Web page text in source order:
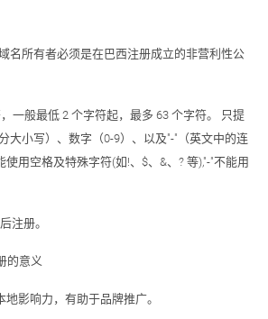
名所有者必须是在巴西注册成立的非营利性公
一般最低 2 个字符起，最多 63 个字符。 只提
大小写）、数字（0-9）、以及"-"（英文中的连
用空格及特殊字符(如!、$、&、? 等),"-"不能用
注册。
的意义
影响力，有助于品牌推广。